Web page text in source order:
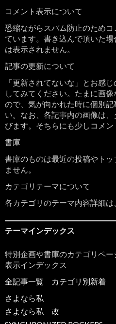
コメント表示について
恐縮ながらスパム防止のため
ています。書き込んで頂いた
は表示されません。
記事の更新について
「更新されてないな」とお感
してみてください。たまに画
ので、気が向かれた時に個別
い。なお、各記事内の画像は
びます。そちらにも少しコメン
書庫
書庫のものは最近の投稿やト
ません。
カテゴリテーマについて
各カテゴリのテーマ内容詳細は
テーマインデックス
特別企画や書庫のカテゴリペ
表示インデックス
全記事一覧
カテゴリ別新着
さよなら私
さよなら私 改